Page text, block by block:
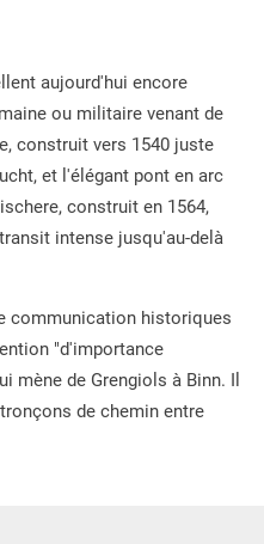
aujourd'hui encore
ou militaire venant de
construit vers 1540 juste
et l'élégant pont en arc
construit en 1564,
intense jusqu'au-delà
communication historiques
"d'importance
mène de Grengiols à Binn. Il
de chemin entre